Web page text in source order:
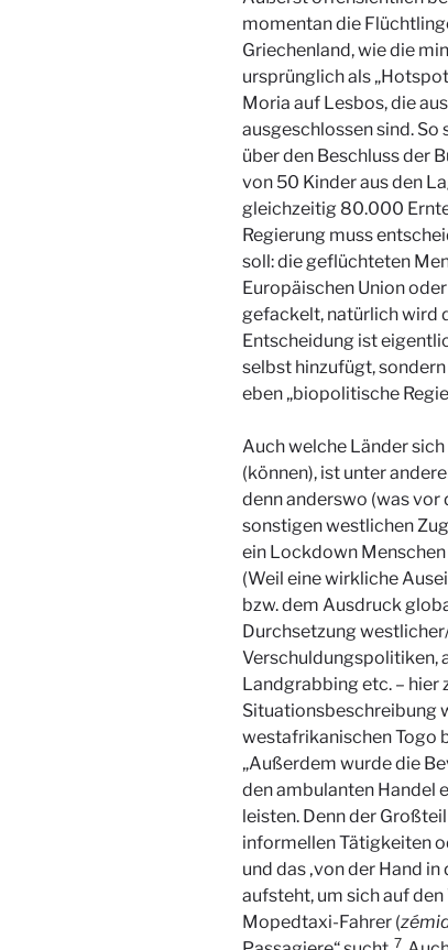
momentan die
Griechenland, wie die
ursprünglich als
Moria auf Lesbos, die
ausgeschlossen sind. So
über den Beschluss der
von 50 Kinder aus den
gleichzeitig 80.000
Regierung muss
soll: die geflüchteten
Europäischen Union
gefackelt, natürlich wird
Entscheidung ist
selbst hinzufügt,
eben „biopolitische
Auch welche Länder
(können), ist unter
denn anderswo (was
sonstigen westlichen
ein Lockdown
(Weil eine wirkliche
bzw. dem Ausdruck
Durchsetzung
Verschuldungspolitiken,
Landgrabbing etc. – hier
Situationsbeschreibung
westafrikanischen Togo
„Außerdem wurde die
den ambulanten Handel
leisten. Denn der
informellen Tätigkeiten
und das ‚von der Hand
aufsteht, um sich auf
Mopedtaxi-Fahrer (
7